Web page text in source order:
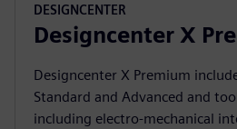
DESIGNCENTER
Designcenter X
Designcenter X Premium
Standard and Advanced and
including electro-mechanical